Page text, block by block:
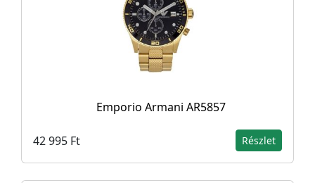
Emporio Armani AR5857
42 995 Ft Részlet